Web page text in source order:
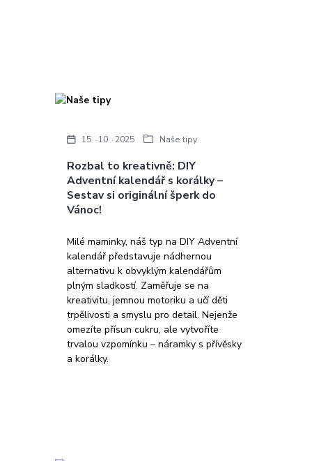
Rozbal to kreativně: DIY
Adventní kalendář s korálky –
Sestav si originální šperk do
Vánoc!
15 10 2025 Naše tipy
Milé maminky, náš typ na DIY Adventní
kalendář představuje nádhernou
alternativu k obvyklým kalendářům
plným sladkostí. Zaměřuje se na
kreativitu, jemnou motoriku a učí děti
trpělivosti a smyslu pro detail. Nejenže
omezíte přísun cukru, ale vytvoříte
trvalou vzpomínku – náramky s přívěsky
a korálky.